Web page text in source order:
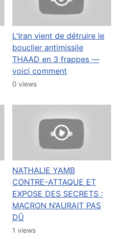
L'Iran vient de détruire le
bouclier antimissile
THAAD en 3 frappes —
voici comment
0 views
NATHALIE YAMB
CONTRE-ATTAQUE ET
EXPOSE DES SECRETS :
MACRON N’AURAIT PAS
DÛ
1 views